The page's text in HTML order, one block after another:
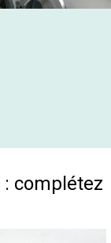
: complétez